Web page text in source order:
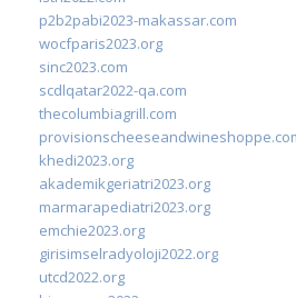
p2b2pabi2023-makassar.com
wocfparis2023.org
sinc2023.com
scdlqatar2022-qa.com
thecolumbiagrill.com
khedi2023.org
akademikgeriatri2023.org
marmarapediatri2023.org
emchie2023.org
girisimselradyoloji2022.org
utcd2022.org